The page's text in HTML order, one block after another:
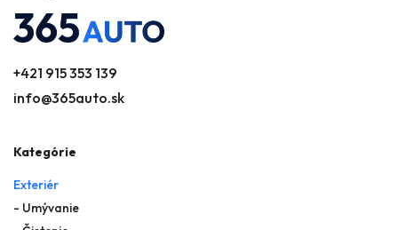
+421 915 353 139
info@365auto.sk
Kategórie
Exteriér
- Umývanie